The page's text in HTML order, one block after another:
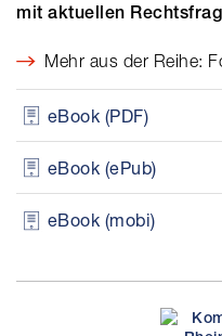
mit aktuellen
Mehr aus der Reihe:
eBook (PDF)
eBook (ePub)
eBook (mobi)